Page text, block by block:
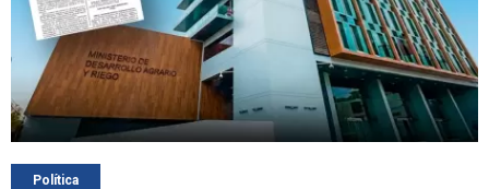
Política